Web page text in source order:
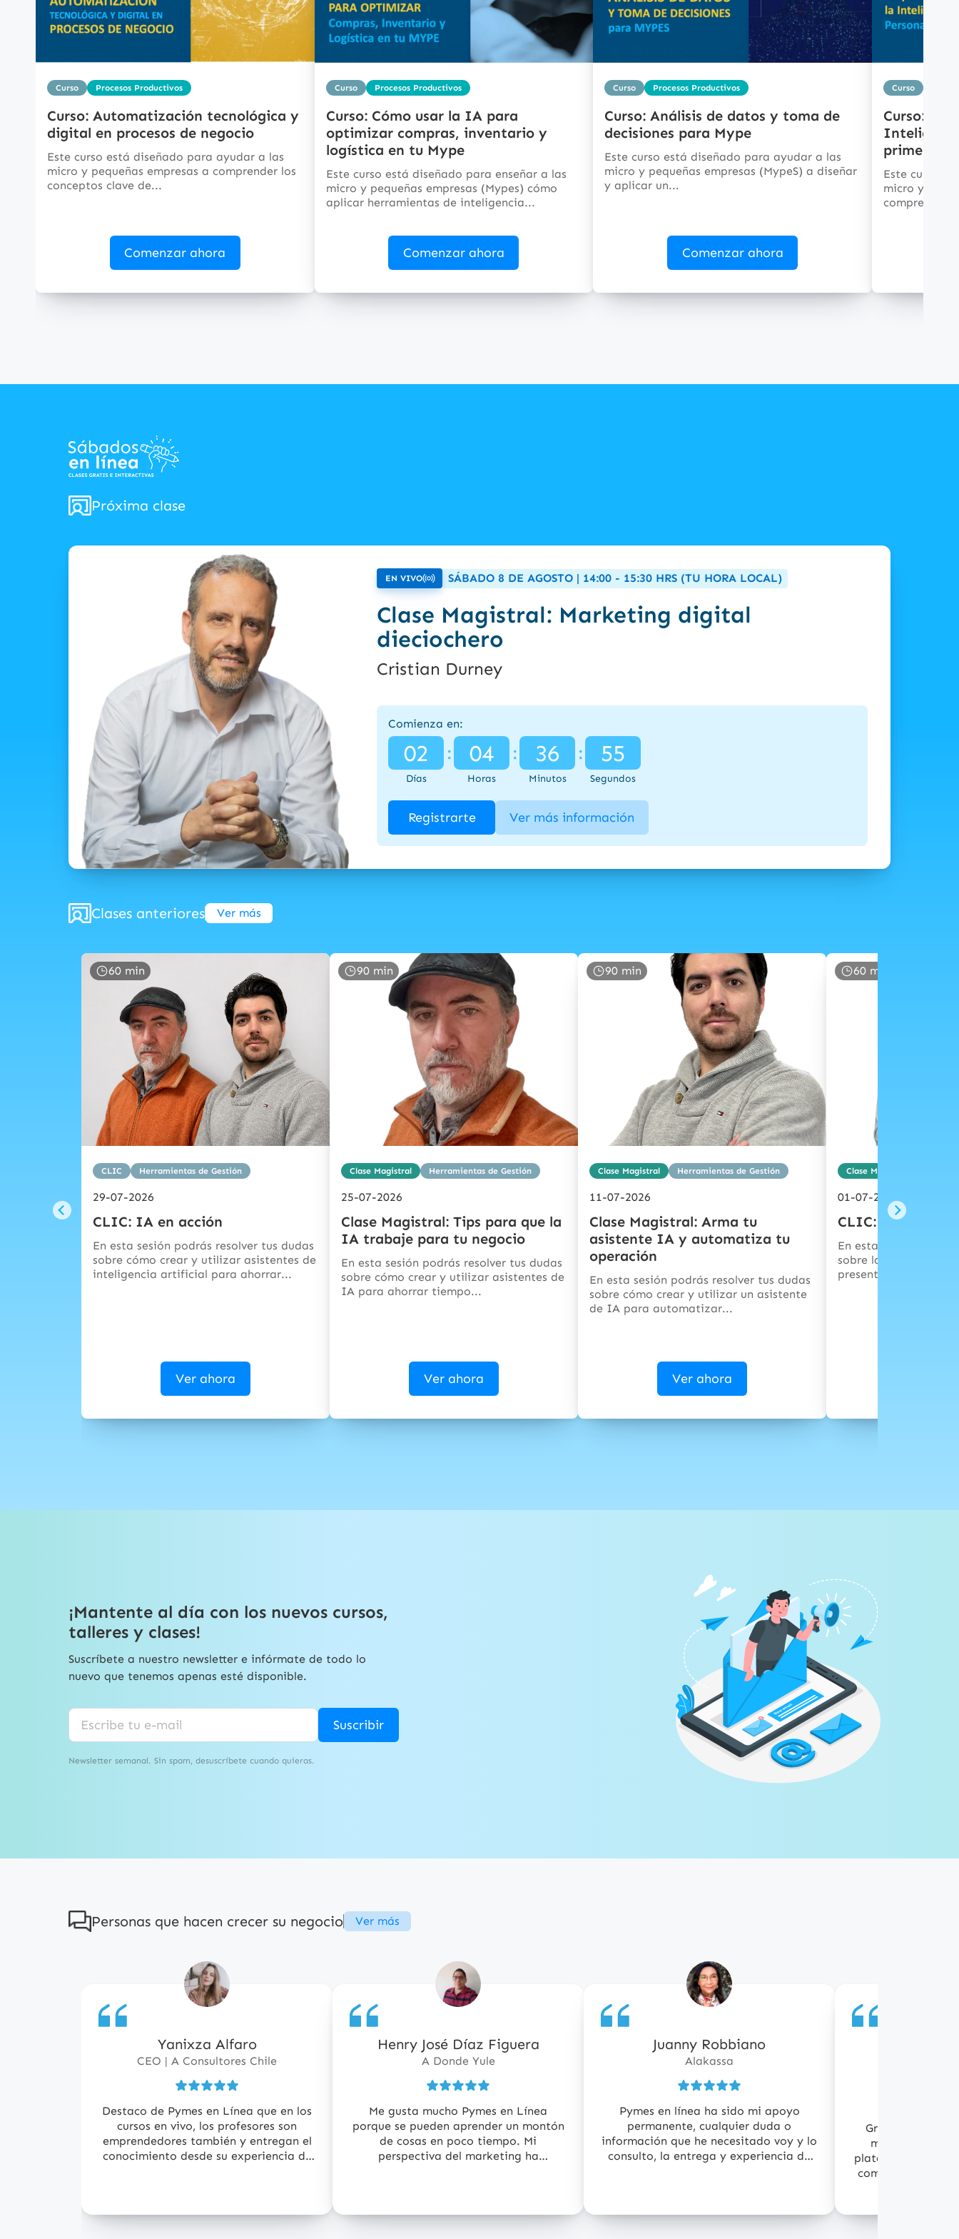
Curso Procesos Productivos
Curso: Automatización tecnológica y
digital en procesos de negocio
Este curso está diseñado para ayudar a las
micro y pequeñas empresas a comprender los
conceptos clave de...
Comenzar ahora
Curso Procesos Productivos
Curso: Cómo usar la IA para
optimizar compras, inventario y
logística en tu Mype
Este curso está diseñado para enseñar a las
micro y pequeñas empresas (Mypes) cómo
aplicar herramientas de inteligencia...
Comenzar ahora
Curso Procesos Productivos
Curso: Análisis de datos y toma de
decisiones para Mype
Este curso está diseñado para ayudar a las
micro y pequeñas empresas (MypeS) a diseñar
y aplicar un...
Comenzar ahora
Curso
Curso:
primero
Este curso
micro y
comprender,
Próxima clase
EN VIVO SÁBADO 8 DE AGOSTO | 14:00 - 15:30 HRS (TU HORA LOCAL)
Clase Magistral: Marketing digital
dieciochero
Cristian Durney
Comienza en:
02
Días
: 04
Horas
: 36
Minutos
: 54
Segundos
Registrarte Ver más información
Clases anteriores Ver más
60 min
CLIC Herramientas de Gestión
29-07-2026
CLIC: IA en acción
En esta sesión podrás resolver tus dudas
sobre cómo crear y utilizar asistentes de
inteligencia artificial para ahorrar...
Ver ahora
90 min
Clase Magistral Herramientas de Gestión
25-07-2026
Clase Magistral: Tips para que la
IA trabaje para tu negocio
En esta sesión podrás resolver tus dudas
sobre cómo crear y utilizar asistentes de
IA para ahorrar tiempo...
Ver ahora
90 min
Clase Magistral Herramientas de Gestión
11-07-2026
Clase Magistral: Arma tu
asistente IA y automatiza tu
operación
En esta sesión podrás resolver tus dudas
sobre cómo crear y utilizar un asistente
de IA para automatizar...
Ver ahora
60 min
Clase Magistral
01-07-2026
CLIC: Domina
En esta sesión
sobre las estrategias
presentadas en las
¡Mantente al día con los nuevos cursos,
talleres y clases!
Suscríbete a nuestro newsletter e infórmate de todo lo
nuevo que tenemos apenas esté disponible.
Newsletter semanal. Sin spam, desuscríbete cuando quieras.
Suscribir
Personas que hacen crecer su negocio Ver más
Yanixza Alfaro
CEO | A Consultores Chile
Destaco de Pymes en Línea que en los
cursos en vivo, los profesores son
emprendedores también y entregan el
conocimiento desde su experiencia de
Henry José Díaz Figuera
A Donde Yule
Me gusta mucho Pymes en Línea
porque se pueden aprender un montón
de cosas en poco tiempo. Mi
perspectiva del marketing ha
Juanny Robbiano
Alakassa
Pymes en línea ha sido mi apoyo
permanente, cualquier duda o
información que he necesitado voy y lo
consulto, la entrega y experiencia de
Gracias a
mejorar el
plataformas, ya
comunicando de